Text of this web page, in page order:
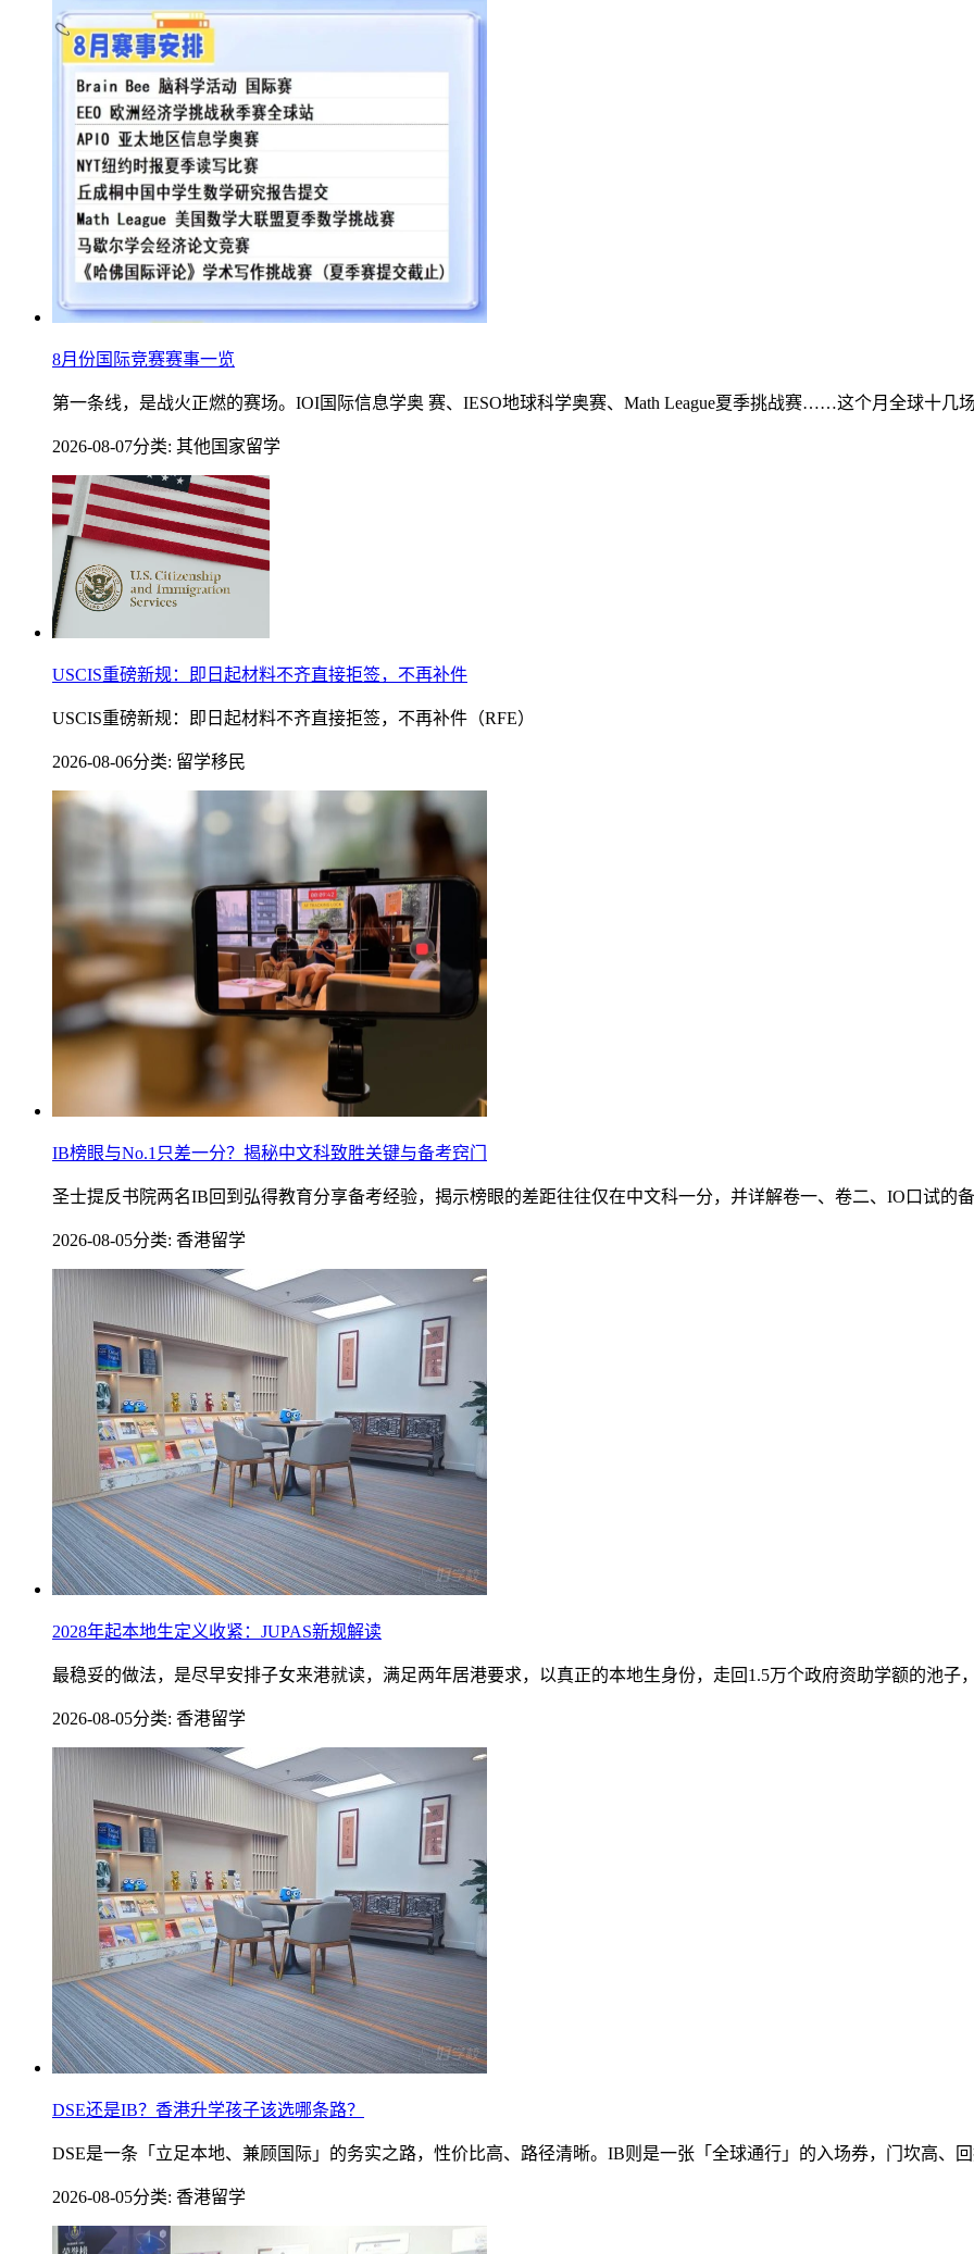
8月份国际竞赛赛事一览
第一条线，是战火正燃的赛场。IOI国际信息学奥 赛、IESO地球科学奥赛、Math League夏季挑战赛……这个月全球十几
2026-08-07分类: 其他国家留学
USCIS重磅新规：即日起材料不齐直接拒签，不再补件
USCIS重磅新规：即日起材料不齐直接拒签，不再补件（RFE）
2026-08-06分类: 留学移民
IB榜眼与No.1只差一分？揭秘中文科致胜关键与备考窍门
圣士提反书院两名IB回到弘得教育分享备考经验，揭示榜眼的差距往往仅在中文科一分，并详解卷一、卷二、IO口试的备
2026-08-05分类: 香港留学
2028年起本地生定义收紧：JUPAS新规解读
最稳妥的做法，是尽早安排子女来港就读，满足两年居港要求，以真正的本地生身份，走回1.5万个政府资助学额的池子
2026-08-05分类: 香港留学
DSE还是IB？香港升学孩子该选哪条路？
DSE是一条「立足本地、兼顾国际」的务实之路，性价比高、路径清晰。IB则是一张「全球通行」的入场券，门坎高、回
2026-08-05分类: 香港留学